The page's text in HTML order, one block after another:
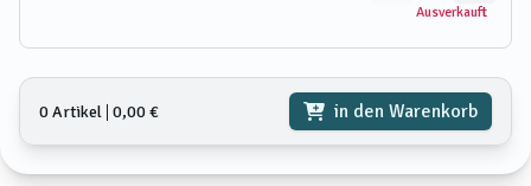
Ausverkauft
0 Artikel 0,00 € in den Warenkorb